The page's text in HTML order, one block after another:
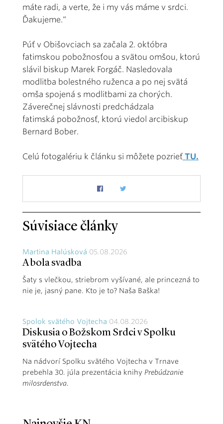
máte radi, a verte, že i my vás máme v srdci.
Ďakujeme.“
Púť v Obišovciach sa začala 2. októbra
fatimskou pobožnosťou a svätou omšou, ktorú
slávil biskup Marek Forgáč. Nasledovala
modlitba bolestného ruženca a po nej svätá
omša spojená s modlitbami za chorých.
Záverečnej slávnosti predchádzala
fatimská pobožnosť, ktorú viedol arcibiskup
Bernard Bober.
Celú fotogalériu k článku si môžete pozrieť TU.
Súvisiace články
Martina Halúsková 05.08.2026
A bola svadba
Šaty s vlečkou, striebrom vyšívané, ale princezná to
nie je, jasný pane. Kto je to? Naša Baška!
Spolok svätého Vojtecha 04.08.2026
Diskusia o Božskom Srdci v Spolku
svätého Vojtecha
Na nádvorí Spolku svätého Vojtecha v Trnave
prebehla 30. júla prezentácia knihy Prebúdzanie
milosrdenstva.